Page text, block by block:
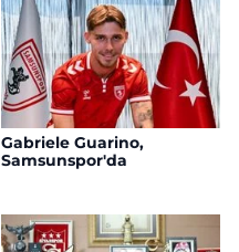
Gabriele Guarino,
Samsunspor'da